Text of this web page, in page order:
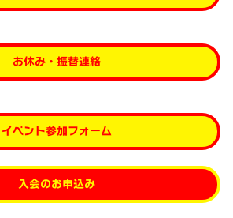
お休み・振替連絡
イベント参加フォーム
入会のお申込み